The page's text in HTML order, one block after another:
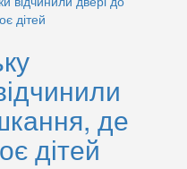
де
дітей